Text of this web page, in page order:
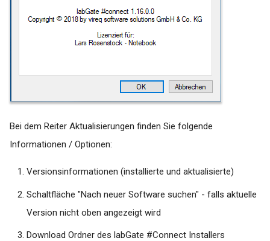
Windows Update (KB
Workaround: Umstellung auf
PDF24 labGate Import
Installation per IP Adresse
über die Druckverwaltung
Bei dem Reiter Aktualisierungen finden Sie folgende
Informationen / Optionen:
Versionsinformationen (installierte und aktualisierte)
Schaltfläche "Nach neuer Software suchen" - falls aktuelle
Version nicht oben angezeigt wird
Download Ordner des labGate #Connect Installers